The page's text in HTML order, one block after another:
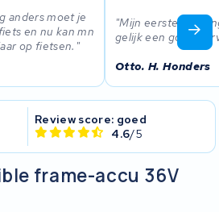
anders moet je
en nu kan mn
op fietsen.
Mijn eerste
gelijk een goede
Otto. H. Honders
Review score: goed
4.6/5
frame-accu 36V